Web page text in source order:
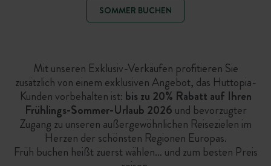
SOMMER BUCHEN
Mit unseren Exklusiv-Verkäufen profitieren Sie
zusätzlich von einem exklusiven Angebot, das Huttopia-
Kunden vorbehalten ist: bis zu 20% Rabatt auf Ihren
Frühlings-Sommer-Urlaub 2026 und bevorzugter
Zugang zu unseren außergewöhnlichen Reisezielen im
Herzen der schönsten Regionen Europas.
Früh buchen heißt zuerst wählen… und zum besten Preis